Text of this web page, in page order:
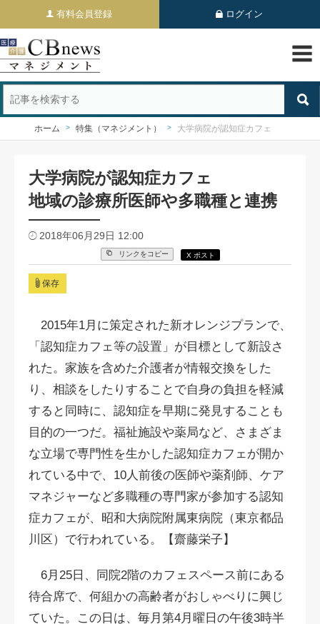
有料会員登録 ログイン
ホーム 特集（マネジメント） 大学病院が認知症カフェ
大学病院が認知症カフェ
地域の診療所医師や多職種と連携
2018年06月29日 12:00
リンクをコピー X ポスト
保存
2015年1月に策定された新オレンジプランで、
「認知症カフェ等の設置」が目標として新設さ
れた。家族を含めた介護者が情報交換をした
り、相談をしたりすることで自身の負担を軽減
すると同時に、認知症を早期に発見することも
目的の一つだ。福祉施設や薬局など、さまざま
な立場で専門性を生かした認知症カフェが開か
れている中で、10人前後の医師や薬剤師、ケア
マネジャーなど多職種の専門家が参加する認知
症カフェが、昭和大病院附属東病院（東京都品
川区）で行われている。【齋藤栄子】
6月25日、同院2階のカフェスペース前にある
待合席で、何組かの高齢者がおしゃべりに興じ
ていた。この日は、毎月第4月曜日の午後3時半